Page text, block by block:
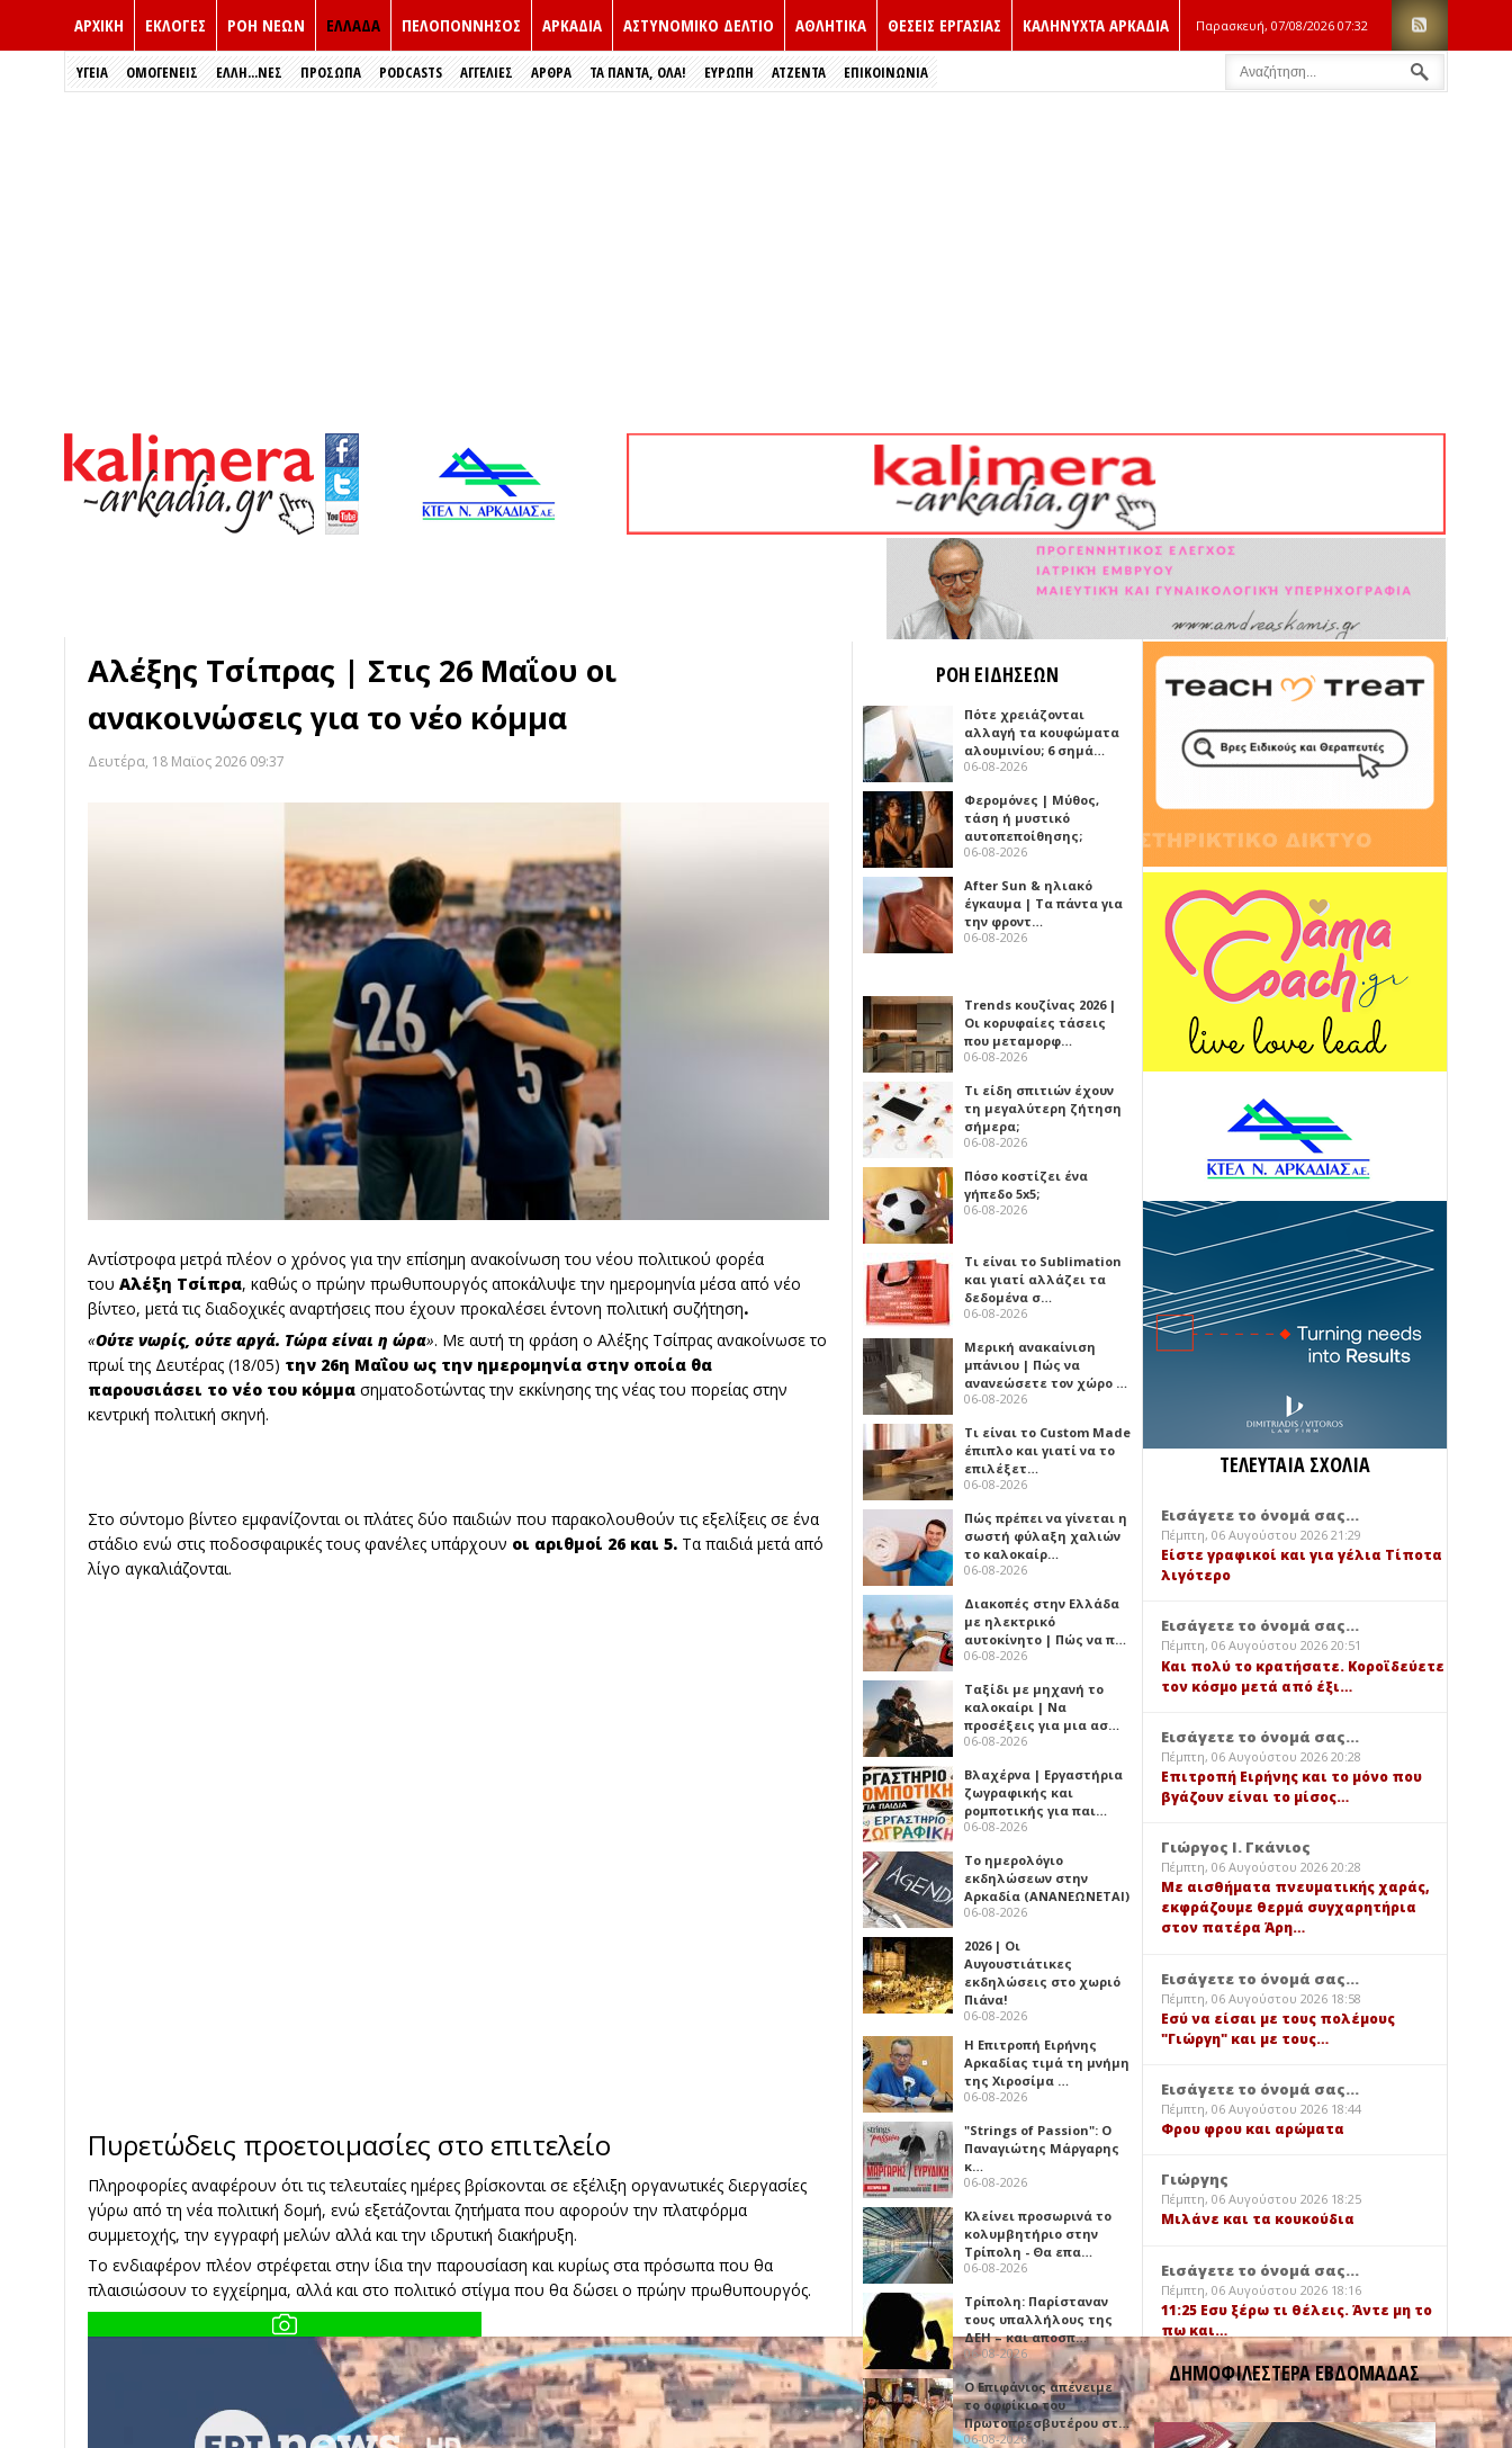
ΑΡΧΙΚΗ ΕΚΛΟΓΈΣ ΡΟΗ ΝΕΩΝ ΕΛΛΑΔΑ ΠΕΛΟΠΟΝΝΗΣΟΣ ΑΡΚΑΔΙΑ ΑΣΤΥΝΟΜΙΚΟ ΔΕΛΤΙΟ ΑΘΛΗΤΙΚΑ ΘΕΣΕΙΣ ΕΡΓΑΣΙΑΣ ΚΑΛΗΝΥΧΤΑ ΑΡΚΑΔΙΑ Παρασκευή, 07/08/2026 07:32
ΥΓΕΙΑ ΟΜΟΓΕΝΕΙΣ ΈΛΛΗ...ΝΕΣ ΠΡΌΣΩΠΑ PODCASTS ΑΓΓΕΛΙΕΣ ΑΡΘΡΑ ΤΑ ΠΑΝΤΑ, ΟΛΑ! ΕΥΡΏΠΗ ΑΤΖΕΝΤΑ ΕΠΙΚΟΙΝΩΝΙΑ
Αλέξης Τσίπρας | Στις 26 Μαΐου οι
ανακοινώσεις για το νέο κόμμα
Δευτέρα, 18 Μαϊος 2026 09:37
Αντίστροφα μετρά πλέον ο χρόνος για την επίσημη ανακοίνωση του νέου πολιτικού φορέα
του Αλέξη Τσίπρα, καθώς ο πρώην πρωθυπουργός αποκάλυψε την ημερομηνία μέσα από νέο
βίντεο, μετά τις διαδοχικές αναρτήσεις που έχουν προκαλέσει έντονη πολιτική συζήτηση.
«Ούτε νωρίς, ούτε αργά. Τώρα είναι η ώρα». Με αυτή τη φράση ο Αλέξης Τσίπρας ανακοίνωσε το
πρωί της Δευτέρας (18/05) την 26η Μαΐου ως την ημερομηνία στην οποία θα
παρουσιάσει το νέο του κόμμα σηματοδοτώντας την εκκίνησης της νέας του πορείας στην
κεντρική πολιτική σκηνή.
Στο σύντομο βίντεο εμφανίζονται οι πλάτες δύο παιδιών που παρακολουθούν τις εξελίξεις σε ένα
στάδιο ενώ στις ποδοσφαιρικές τους φανέλες υπάρχουν οι αριθμοί 26 και 5. Τα παιδιά μετά από
λίγο αγκαλιάζονται.
Πυρετώδεις προετοιμασίες στο επιτελείο
Πληροφορίες αναφέρουν ότι τις τελευταίες ημέρες βρίσκονται σε εξέλιξη οργανωτικές διεργασίες
γύρω από τη νέα πολιτική δομή, ενώ εξετάζονται ζητήματα που αφορούν την πλατφόρμα
συμμετοχής, την εγγραφή μελών αλλά και την ιδρυτική διακήρυξη.
Το ενδιαφέρον πλέον στρέφεται στην ίδια την παρουσίαση και κυρίως στα πρόσωπα που θα
πλαισιώσουν το εγχείρημα, αλλά και στο πολιτικό στίγμα που θα δώσει ο πρώην πρωθυπουργός.
ΡΟΗ ΕΙΔΗΣΕΩΝ
Πότε χρειάζονται
αλλαγή τα κουφώματα
αλουμινίου; 6 σημά…
06-08-2026
Φερομόνες | Μύθος,
τάση ή μυστικό
αυτοπεποίθησης;
06-08-2026
After Sun & ηλιακό
έγκαυμα | Τα πάντα για
την φροντ…
06-08-2026
Trends κουζίνας 2026 |
Οι κορυφαίες τάσεις
που μεταμορφ…
06-08-2026
Τι είδη σπιτιών έχουν
τη μεγαλύτερη ζήτηση
σήμερα;
06-08-2026
Πόσο κοστίζει ένα
γήπεδο 5x5;
06-08-2026
Τι είναι το Sublimation
και γιατί αλλάζει τα
δεδομένα σ…
06-08-2026
Μερική ανακαίνιση
μπάνιου | Πώς να
ανανεώσετε τον χώρο …
06-08-2026
Τι είναι το Custom Made
έπιπλο και γιατί να το
επιλέξετ…
06-08-2026
Πώς πρέπει να γίνεται η
σωστή φύλαξη χαλιών
το καλοκαίρ…
06-08-2026
Διακοπές στην Ελλάδα
με ηλεκτρικό
αυτοκίνητο | Πώς να π…
06-08-2026
Ταξίδι με μηχανή το
καλοκαίρι | Να
προσέξεις για μια ασ…
06-08-2026
Βλαχέρνα | Εργαστήρια
ζωγραφικής και
ρομποτικής για παι…
06-08-2026
Το ημερολόγιο
εκδηλώσεων στην
Αρκαδία (ΑΝΑΝΕΩΝΕΤΑΙ)
06-08-2026
2026 | Οι
Αυγουστιάτικες
εκδηλώσεις στο χωριό
Πιάνα!
06-08-2026
Η Επιτροπή Ειρήνης
Αρκαδίας τιμά τη μνήμη
της Χιροσίμα …
06-08-2026
"Strings of Passion": Ο
Παναγιώτης Μάργαρης
κ…
06-08-2026
Κλείνει προσωρινά το
κολυμβητήριο στην
Τρίπολη - Θα επα…
06-08-2026
Τρίπολη: Παρίσταναν
τους υπαλλήλους της
ΔΕΗ – και αποσπ…
06-08-2026
Ο Επιφάνιος απένειμε
το οφφίκιο του
Πρωτοπρεσβυτέρου στ…
06-08-2026
ΤΕΛΕΥΤΑΙΑ ΣΧΟΛΙΑ
Εισάγετε το όνομά σας...
Πέμπτη, 06 Αυγούστου 2026 21:29
Είστε γραφικοί και για γέλια Τίποτα
λιγότερο
Εισάγετε το όνομά σας...
Πέμπτη, 06 Αυγούστου 2026 20:51
Και πολύ το κρατήσατε. Κοροϊδεύετε
τον κόσμο μετά από έξι…
Εισάγετε το όνομά σας...
Πέμπτη, 06 Αυγούστου 2026 20:28
Επιτροπή Ειρήνης και το μόνο που
βγάζουν είναι το μίσος…
Γιώργος Ι. Γκάνιος
Πέμπτη, 06 Αυγούστου 2026 20:28
Με αισθήματα πνευματικής χαράς,
εκφράζουμε θερμά συγχαρητήρια
στον πατέρα Άρη…
Εισάγετε το όνομά σας...
Πέμπτη, 06 Αυγούστου 2026 18:58
Εσύ να είσαι με τους πολέμους
"Γιώργη" και με τους…
Εισάγετε το όνομά σας...
Πέμπτη, 06 Αυγούστου 2026 18:44
Φρου φρου και αρώματα
Γιώργης
Πέμπτη, 06 Αυγούστου 2026 18:25
Μιλάνε και τα κουκούδια
Εισάγετε το όνομά σας...
Πέμπτη, 06 Αυγούστου 2026 18:16
11:25 Εσυ ξέρω τι θέλεις. Άντε μη το
πω και…
ΔΗΜΟΦΙΛΕΣΤΕΡΑ ΕΒΔΟΜΑΔΑΣ